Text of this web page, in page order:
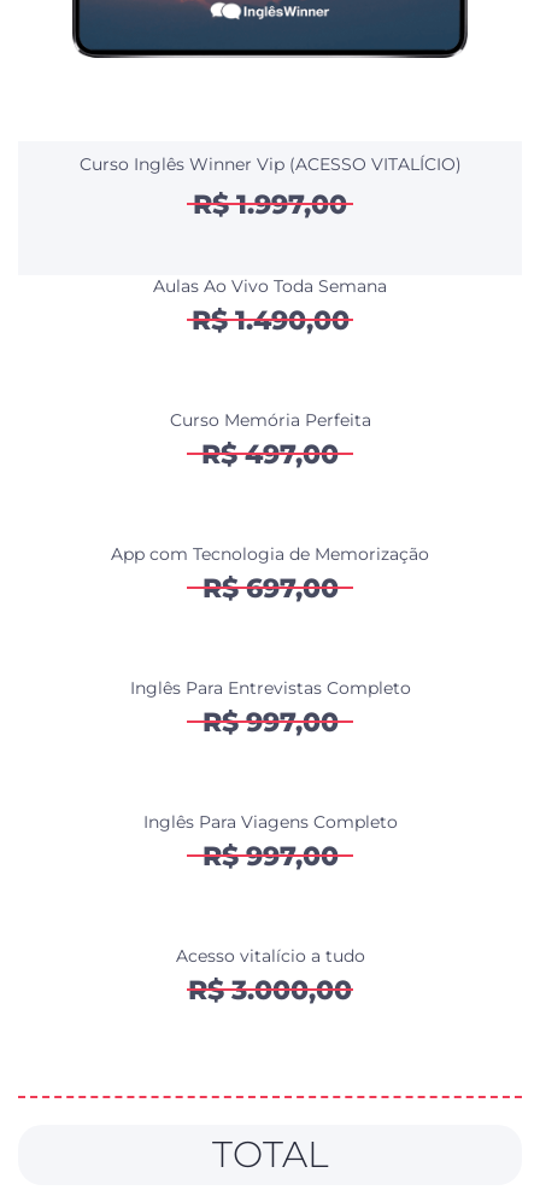
Curso Inglês Winner Vip (ACESSO VITALÍCIO)
R$ 1.997,00
Aulas Ao Vivo Toda Semana
R$ 1.490,00
Curso Memória Perfeita
R$ 497,00
App com Tecnologia de Memorização
R$ 697,00
Inglês Para Entrevistas Completo
R$ 997,00
Inglês Para Viagens Completo
R$ 997,00
Acesso vitalício a tudo
R$ 3.000,00
TOTAL